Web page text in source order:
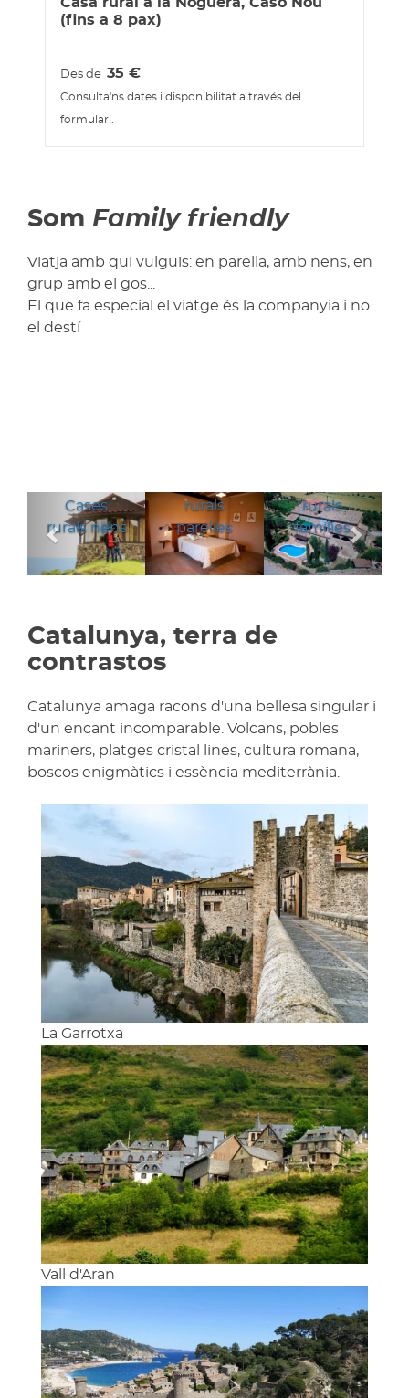
Casa rural a la Noguera, Caso Nou
(fins a 8 pax)
Des de 35€
Consulta'ns dates i disponibilitat a través del
formulari.
Som Family friendly
Viatja amb qui vulguis: en parella, amb nens, en
grup amb el gos...
El que fa especial el viatge és la companyia i no
el destí
Cases
rurals nens
rurals
parelles
rurals
families
Anterior
Catalunya, terra de
contrastos
Catalunya amaga racons d'una bellesa singular i
d'un encant incomparable. Volcans, pobles
mariners, platges cristal·lines, cultura romana,
boscos enigmàtics i essència mediterrània.
La Garrotxa
Vall d'Aran